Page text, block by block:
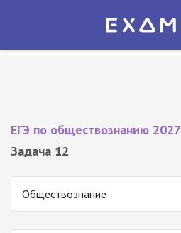
Экзамер — ЕГЭ 2027
ЕГЭ по обществознанию 2027
Задача 12
Обществознание